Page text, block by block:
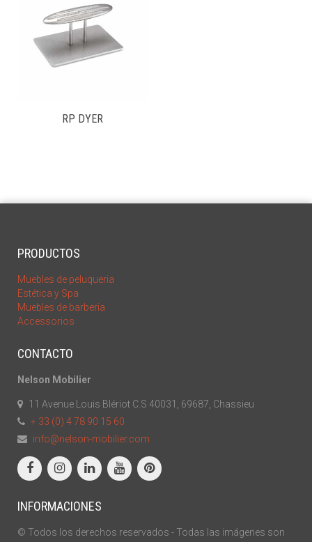
RP DYER
PRODUCTOS
Muebles de peluqueria
Estética y Spa
Muebles de barberia
Accessorios
CONTACTO
Nelson Mobilier
11 Avenue Louis Blériot C.S 40031, 69687, Chassieu
+ 33 (0) 4 78 90 15 60
info@nelson-mobilier.com
INFORMACIONES
© Todos los derechos reservados - Todas las imágenes son